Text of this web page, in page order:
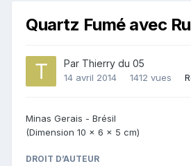
Quartz Fumé avec
Par Thierry du 05
14 avril 2014 1412 vues
Minas Gerais - Brésil
(Dimension 10 x 6 x 5 cm)
DROIT D’AUTEUR